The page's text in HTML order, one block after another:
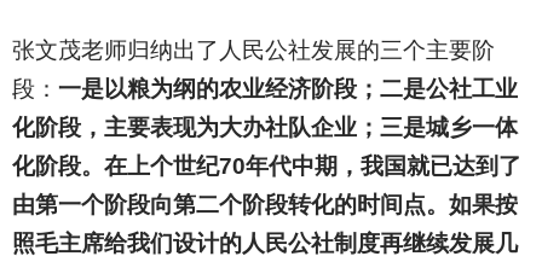
张文茂老师归纳出了人民公社发展的三个主要阶
段： 一是以粮为纲的农业经济阶段；二是公社工业
化阶段，主要表现为大办社队企业；三是城乡一体
化阶段。在上个世纪70年代中期，我国就已达到了
由第一个阶段向第二个阶段转化的时间点。如果按
照毛主席给我们设计的人民公社制度再继续发展几